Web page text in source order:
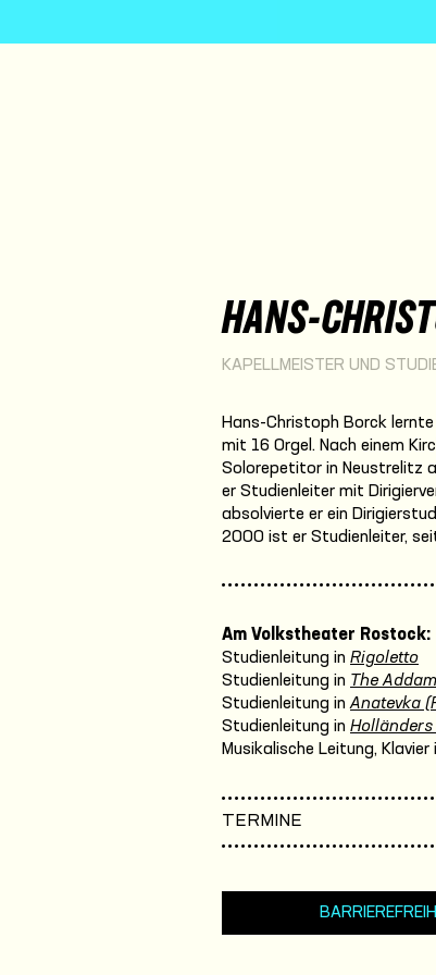
HANS-
KAPELLMEISTER UND
Hans-Christoph Borck
mit 16 Orgel. Nach einem
Solorepetitor in Neustrelitz
er Studienleiter mit
absolvierte er ein
2000 ist er Studienleiter,
Am Volkstheater Rostock:
Studienleitung in Rigoletto
Studienleitung in The
Studienleitung in Anatevka
Studienleitung in Holländers
Musikalische Leitung, Klavier
TERMINE